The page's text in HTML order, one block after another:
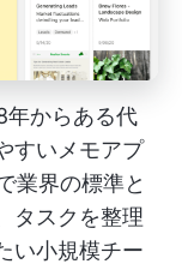
からある代
すいメモアプ
業界の標準と
タスクを整理
い小規模チー